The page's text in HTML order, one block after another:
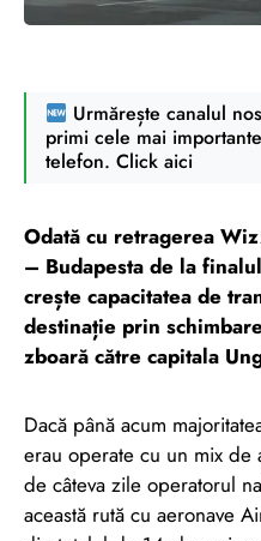
Urmărește canalul
primi cele mai
telefon. Click aici
Odată cu retragerea
– Budapesta de la
crește capacitatea de
destinație prin
zboară către capitala
Dacă până acum
erau operate cu un mix de
de câteva zile operatorul
această rută cu aeronave